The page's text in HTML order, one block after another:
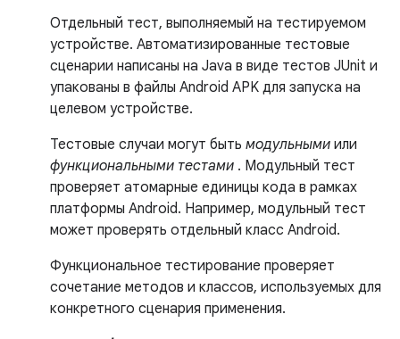
Отдельный тест, выполняемый на тестируемом
устройстве. Автоматизированные тестовые
сценарии написаны на Java в виде тестов JUnit и
упакованы в файлы Android APK для запуска на
целевом устройстве.
Тестовые случаи могут быть модульными или
функциональными тестами . Модульный тест
проверяет атомарные единицы кода в рамках
платформы Android. Например, модульный тест
может проверять отдельный класс Android.
Функциональное тестирование проверяет
сочетание методов и классов, используемых для
конкретного сценария применения.